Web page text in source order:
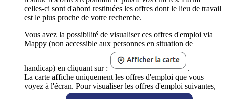
celles-ci sont d'abord restituées les offres dont le lieu de travail
est le plus proche de votre recherche.
Vous avez la possibilité de visualiser ces offres d'emploi via
Mappy (non accessible aux personnes en situation de
handicap) en cliquant sur :
.
La carte affiche uniquement les offres d'emploi que vous
voyez à l'écran. Pour visualiser les offres d'emploi suivantes,